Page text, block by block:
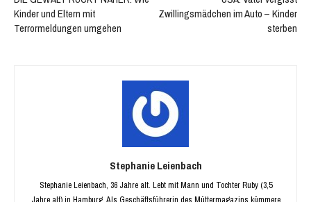
Kinder und Eltern mit
Terrormeldungen umgehen
Zwillingsmädchen im Auto – Kinder
sterben
Stephanie Leienbach
Stephanie Leienbach, 36 Jahre alt. Lebt mit Mann und Tochter Ruby (3,5